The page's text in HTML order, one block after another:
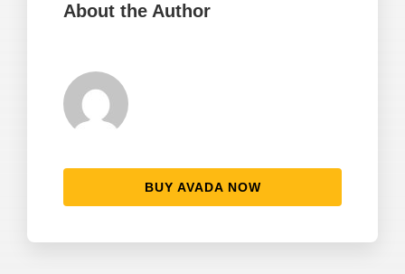
About the Author
BUY AVADA NOW